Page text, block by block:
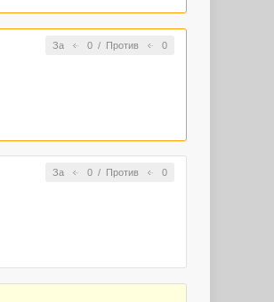
За 0/ Против 0
За 0/ Против 0